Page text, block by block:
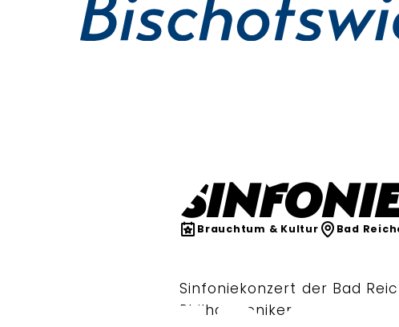
Brauchtum & Kultur Bad
Sinfoniekonzert der Bad
Philharmoniker